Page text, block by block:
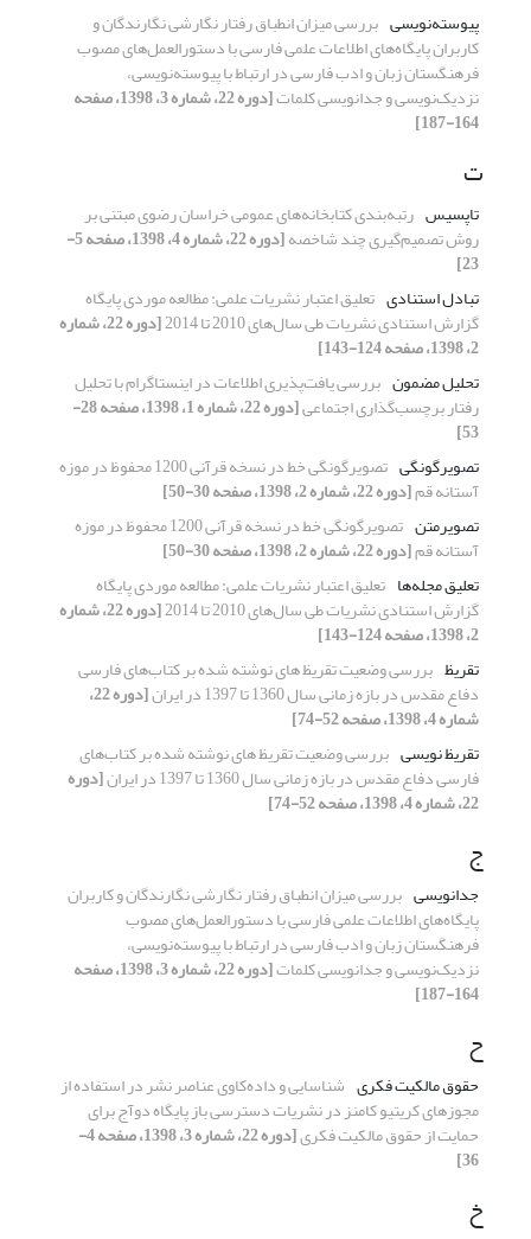
پیوسته‌نویسی بررسی میزان انطباق رفتار نگارشی نگارندگان و
کاربران پایگاه‌های اطلاعات علمی فارسی با دستورالعمل‌های مصوب
فرهنگستان زبان و ادب فارسی در ارتباط با پیوسته‌نویسی،
نزدیک‌نویسی و جدانویسی کلمات [دوره 22، شماره 3، 1398، صفحه
164-187]
ت
تاپسیس رتبه‌بندی کتابخانه‌های عمومی خراسان رضوی مبتنی بر
روش تصمیم‌گیری چند شاخصه [دوره 22، شماره 4، 1398، صفحه 5-
23]
تبادل استنادی تعلیق اعتبار نشریات علمی: مطالعه موردی پایگاه
گزارش استنادی نشریات طی سال‌های 2010 تا 2014 [دوره 22، شماره
2، 1398، صفحه 124-143]
تحلیل مضمون بررسی یافت‌پذیری اطلاعات در اینستاگرام با تحلیل
رفتار برچسب‌گذاری اجتماعی [دوره 22، شماره 1، 1398، صفحه 28-
53]
تصویرگونگی
تصویرگونگی خط در نسخه قرآنی 1200 محفوظ در موزه
آستانه قم[دوره 22، شماره 2، 1398، صفحه 30-50]
تصویرمتن
تصویرگونگی خط در نسخه قرآنی 1200 محفوظ در موزه
آستانه قم[دوره 22، شماره 2، 1398، صفحه 30-50]
تعلیق مجله‌ها تعلیق اعتبار نشریات علمی: مطالعه موردی پایگاه
گزارش استنادی نشریات طی سال‌های 2010 تا 2014 [دوره 22، شماره
2، 1398، صفحه 124-143]
تقریظ بررسی وضعیت تقریظ های نوشته شده بر کتاب‌های فارسی
دفاع مقدس در بازه زمانی سال 1360 تا 1397 در ایران [دوره 22،
شماره 4، 1398، صفحه 52-74]
تقریظ نویسی بررسی وضعیت تقریظ های نوشته شده بر کتاب‌های
فارسی دفاع مقدس در بازه زمانی سال 1360 تا 1397 در ایران [دوره
22، شماره 4، 1398، صفحه 52-74]
ج
جدانویسی بررسی میزان انطباق رفتار نگارشی نگارندگان و کاربران
پایگاه‌های اطلاعات علمی فارسی با دستورالعمل‌های مصوب
فرهنگستان زبان و ادب فارسی در ارتباط با پیوسته‌نویسی،
نزدیک‌نویسی و جدانویسی کلمات [دوره 22، شماره 3، 1398، صفحه
164-187]
ح
حقوق مالکیت فکری شناسایی و داده‌کاوی عناصر نشر در استفاده از
مجوزهای کریتیو کامنز در نشریات دسترسی باز پایگاه دوآج برای
حمایت از حقوق مالکیت فکری [دوره 22، شماره 3، 1398، صفحه 4-
36]
خ